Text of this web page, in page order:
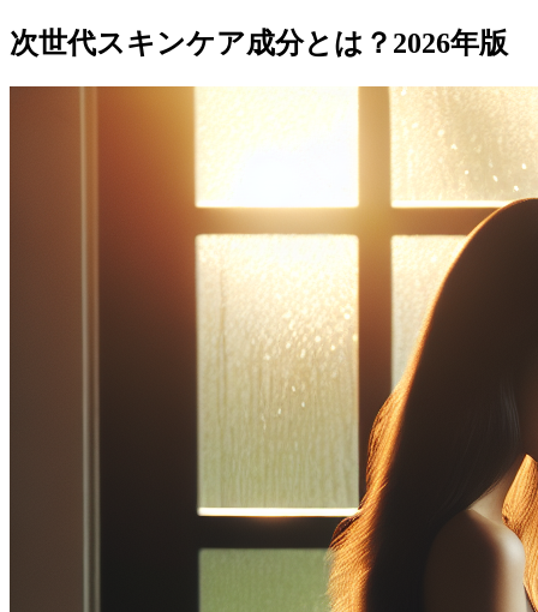
次世代スキンケア成分とは？2026年版